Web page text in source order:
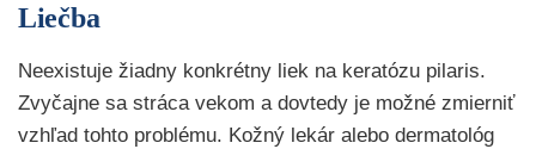
Liečba
Neexistuje žiadny konkrétny liek na keratózu pilaris.
Zvyčajne sa stráca vekom a dovtedy je možné zmierniť
vzhľad tohto problému. Kožný lekár alebo dermatológ